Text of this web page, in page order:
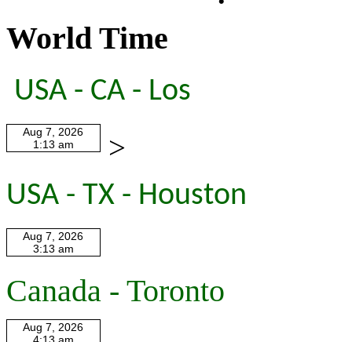
World Time
USA - CA - Los
>
USA - TX - Houston
Canada - Toronto